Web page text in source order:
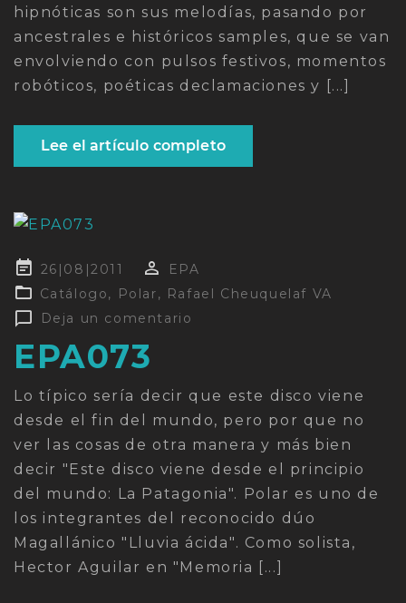
hipnóticas son sus melodías, pasando por
ancestrales e históricos samples, que se van
envolviendo con pulsos festivos, momentos
robóticos, poéticas declamaciones y [...]
Lee el artículo completo
Publicado
en
26|08|2011
EPA
Catálogo, Polar, Rafael Cheuquelaf VA
Deja un comentario
EPA073
Lo típico sería decir que este disco viene
desde el fin del mundo, pero por que no
ver las cosas de otra manera y más bien
decir "Este disco viene desde el principio
del mundo: La Patagonia". Polar es uno de
los integrantes del reconocido dúo
Magallánico "Lluvia ácida". Como solista,
Hector Aguilar en "Memoria [...]